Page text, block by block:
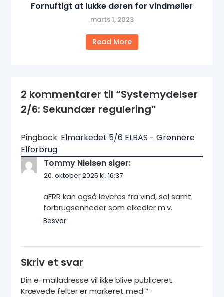
Fornuftigt at lukke døren for vindmøller
marts 1, 2023
Read More
2 kommentarer til “Systemydelser
2/6: Sekundær regulering”
Pingback: Elmarkedet 5/6 ELBAS - Grønnere
Elforbrug
Tommy Nielsen siger:
20. oktober 2025 kl. 16:37
aFRR kan også leveres fra vind, sol samt
forbrugsenheder som elkedler m.v.
Besvar
Skriv et svar
Din e-mailadresse vil ikke blive publiceret.
Krævede felter er markeret med *